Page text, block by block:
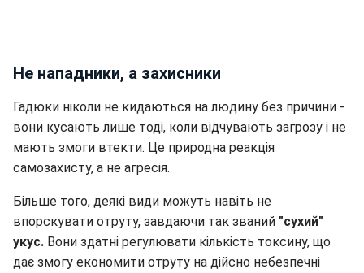
Не нападники, а захисники
Гадюки ніколи не кидаються на людину без причини -
вони кусають лише тоді, коли відчувають загрозу і не
мають змоги втекти. Це природна реакція
самозахисту, а не агресія.
Більше того, деякі види можуть навіть не
впорскувати отруту, завдаючи так званий "сухий"
укус. Вони здатні регулювати кількість токсину, що
дає змогу економити отруту на дійсно небезпечні